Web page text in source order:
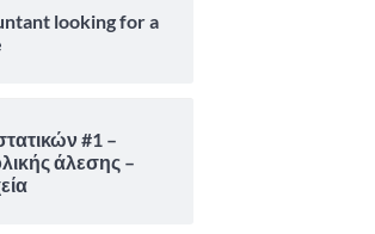
looking for a
#1 –
άλεσης –